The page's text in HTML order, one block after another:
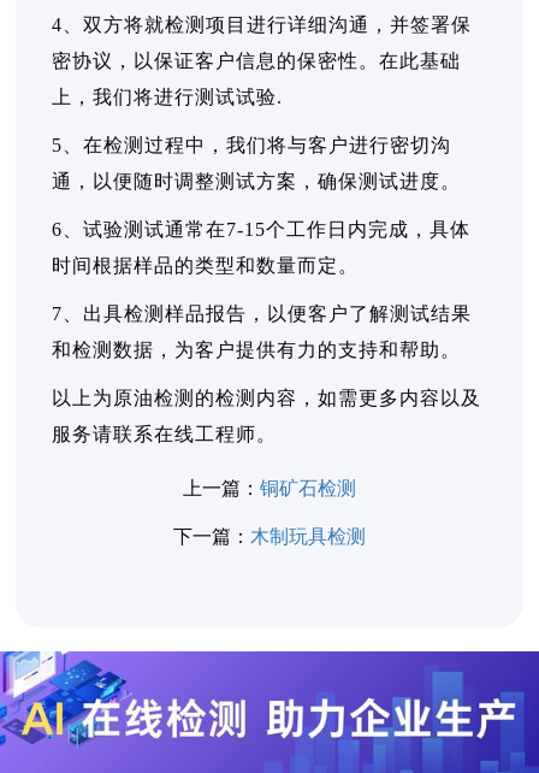
4、双方将就检测项目进行详细沟通，并签署保
密协议，以保证客户信息的保密性。在此基础
上，我们将进行测试试验.
5、在检测过程中，我们将与客户进行密切沟
通，以便随时调整测试方案，确保测试进度。
6、试验测试通常在7-15个工作日内完成，具体
时间根据样品的类型和数量而定。
7、出具检测样品报告，以便客户了解测试结果
和检测数据，为客户提供有力的支持和帮助。
以上为原油检测的检测内容，如需更多内容以及
服务请联系在线工程师。
上一篇： 铜矿石检测
下一篇： 木制玩具检测